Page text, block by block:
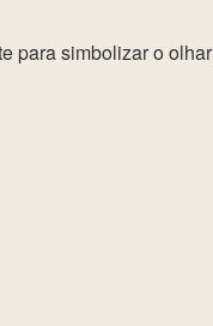
para simbolizar o